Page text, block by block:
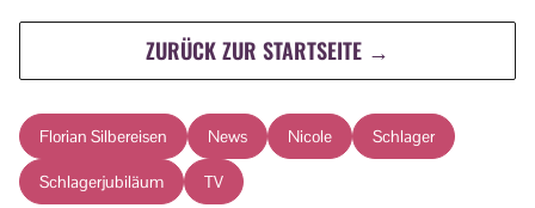
ZURÜCK ZUR STARTSEITE →
Florian Silbereisen News Nicole Schlager
Schlagerjubiläum TV